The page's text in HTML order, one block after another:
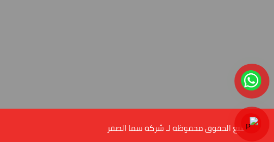
© جميع الحقوق محفوظة لـ شركة سما الصقر